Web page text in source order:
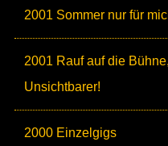
2001 Sommer nur für
2001 Rauf auf die Bühne,
Unsichtbarer!
2000 Einzelgigs